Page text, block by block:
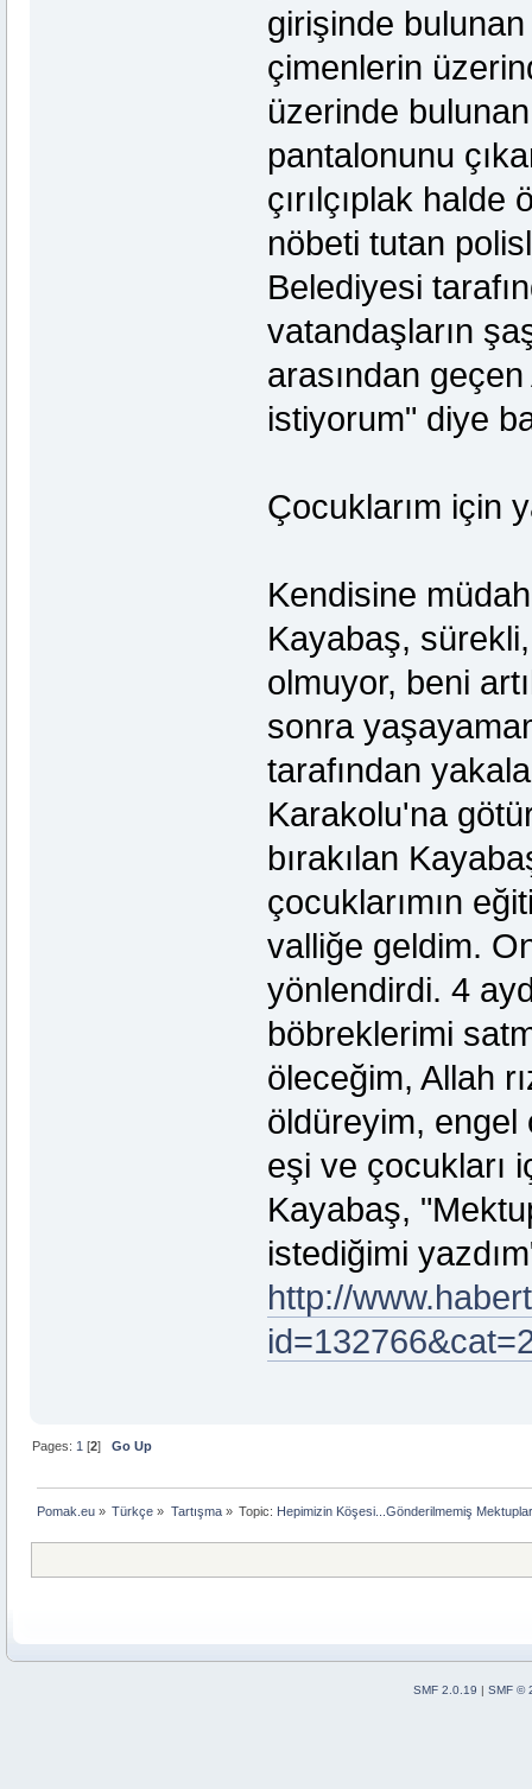
girişinde
çimenlerin
üzerinde
pantalonunu
çırılçıplak
nöbeti tutan
Belediyesi
vatandaşların
arasından
istiyorum" diye
Çocuklarım için
Kendisine
Kayabaş,
olmuyor, beni
sonra
tarafından
Karakolu'na
bırakılan
çocuklarımın
valliğe geldim.
yönlendirdi. 4
böbreklerimi
öleceğim, Allah
öldüreyim, engel
eşi ve çocukları
Kayabaş,
istediğimi
http://
Pages: 1 [2]Go Up
Pomak.eu » Türkçe » Tartışma» Topic: Hepimizin Köşesi...Gönderilmemiş
SMF 2.0.19 | SMF ©